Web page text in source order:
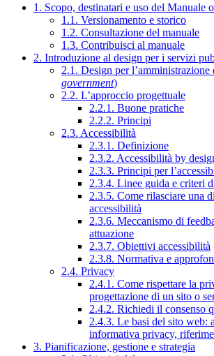
1. Scopo, destinatari e uso del Manuale
1.1. Versionamento e storico
1.2. Consultazione del manuale
1.3. Contribuisci al manuale
2. Introduzione al design per i servizi
2.1. Design per l’amministrazione
government)
2.2. L’approccio progettuale
2.2.1. Buone pratiche
2.2.2. Principi
2.3. Accessibilità
2.3.1. Definizione
2.3.2. Accessibilità by
2.3.3. Principi per
2.3.4. Linee guida e criteri
2.3.5. Come rilasciare una
accessibilità
2.3.6. Meccanismo di
attuazione
2.3.7. Obiettivi accessibilità
2.3.8. Normativa e
2.4. Privacy
2.4.1. Come rispettare la
progettazione di un sito o
2.4.2. Richiedi il consenso
2.4.3. Le basi del sito web:
informativa privacy,
3. Pianificazione, gestione e strategia